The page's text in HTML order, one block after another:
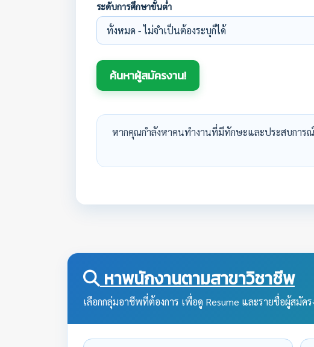
ระดับการศึกษาขั้นต่ำ
หากคุณกำลังหาคนทำงานที่มีทักษะและประสบการ
หาพนักงานตามสาขาวิชาชีพ
เลือกกลุ่มอาชีพที่ต้องการ เพื่อดู Resume และรายชื่อผู้สมัค